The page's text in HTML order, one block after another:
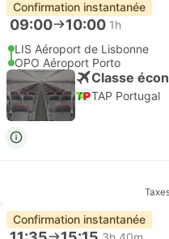
Confirmation instantanée
09:00 10:00 1h
LIS Aéroport de Lisbonne
OPO Aéroport Porto
Classe
TAP Portugal
Confirmation instantanée